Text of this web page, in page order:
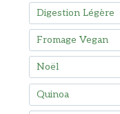
Digestion Légère
Fromage Vegan
Noël
Quinoa